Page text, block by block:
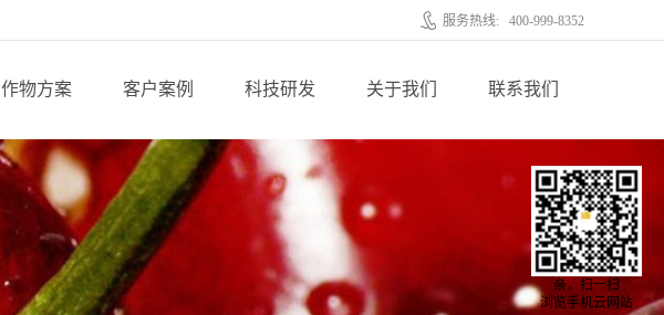
服务热线: 400-999-8352
作物方案 客户案例 科技研发 关于我们 联系我们
亲，扫一扫
浏览手机云网站